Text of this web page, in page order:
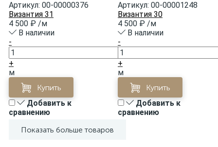
Артикул: 00-00000376
Византия 31
4 500 ₽ /м
В наличии
-
+
м
Купить
Добавить к
сравнению
Артикул: 00-00001248
Византия 30
4 500 ₽ /м
В наличии
-
+
м
Купить
Добавить к
сравнению
Показать больше товаров